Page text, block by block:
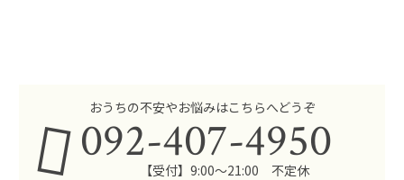
おうちの不安やお悩みはこちらへどうぞ
092-407-4950
【受付】9:00～21:00 不定休